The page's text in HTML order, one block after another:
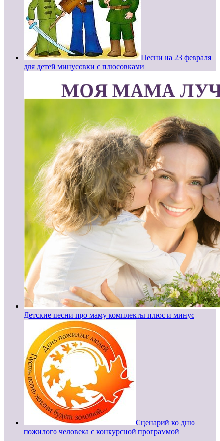
Песни на 23 февраля
для детей минусовки с плюсовками
Детские песни про маму комплекты плюс и минус
Сценарий ко дню
пожилого человека с конкурсной программой